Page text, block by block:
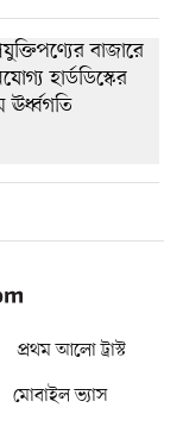
প্রথম আলো ট্রাস্ট
মোবাইল ভ্যাস